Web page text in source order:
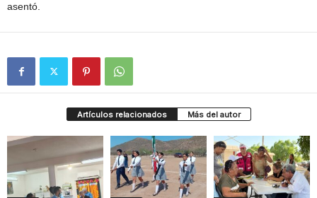
asentó.
Artículos relacionados Más del autor